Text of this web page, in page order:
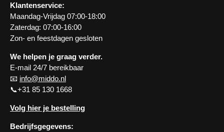
Klantenservice:
Maandag-Vrijdag 07:00-18:00
Zaterdag: 07:00-16:00
Zon- en feestdagen gesloten
We helpen je graag verder.
E-mail 24/7 bereikbaar
📧 info@middo.nl
📞+31 85 130 1668
Volg hier je bestelling
Bedrijfsgegevens: